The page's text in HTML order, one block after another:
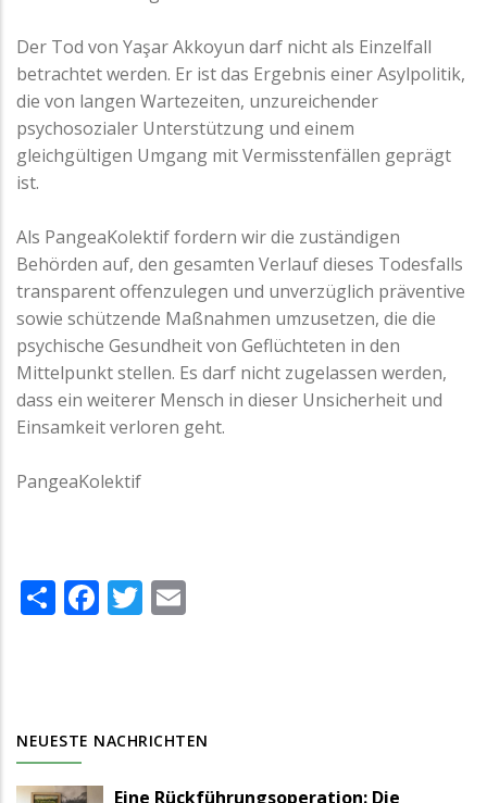
Der Tod von Yaşar Akkoyun darf nicht als Einzelfall
betrachtet werden. Er ist das Ergebnis einer Asylpolitik,
die von langen Wartezeiten, unzureichender
psychosozialer Unterstützung und einem
gleichgültigen Umgang mit Vermisstenfällen geprägt
ist.
Als PangeaKolektif fordern wir die zuständigen
Behörden auf, den gesamten Verlauf dieses Todesfalls
transparent offenzulegen und unverzüglich präventive
sowie schützende Maßnahmen umzusetzen, die die
psychische Gesundheit von Geflüchteten in den
Mittelpunkt stellen. Es darf nicht zugelassen werden,
dass ein weiterer Mensch in dieser Unsicherheit und
Einsamkeit verloren geht.
PangeaKolektif
ShareFacebook
Twitter
NEUESTE NACHRICHTEN
Eine Rückführungsoperation: Die